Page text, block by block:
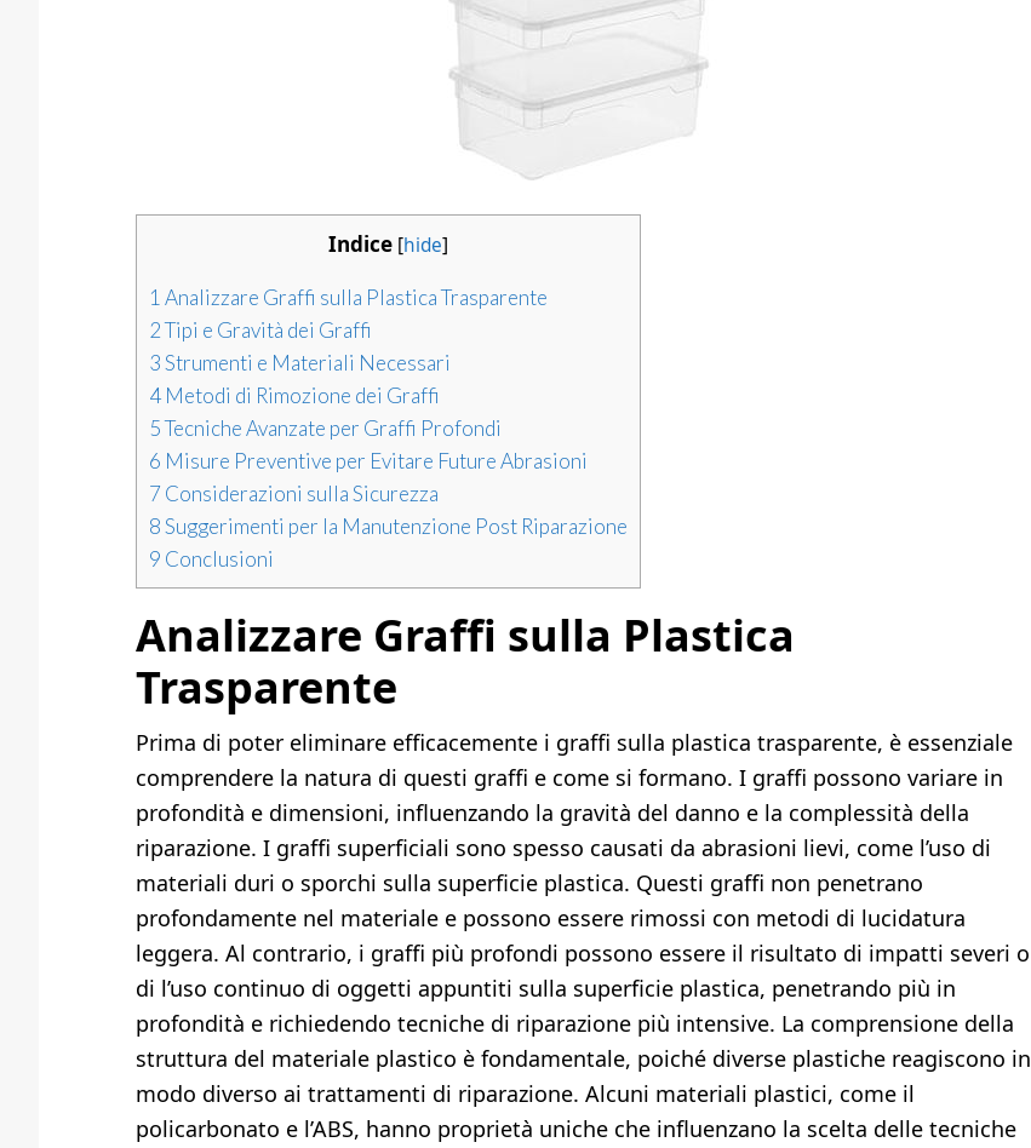
Indice [hide]
1 Analizzare Graffi sulla Plastica Trasparente
2Tipi e Gravità dei Graffi
3Strumenti e Materiali Necessari
4 Metodi di Rimozione dei Graffi
5Tecniche Avanzate per Graffi Profondi
6 Misure Preventive per Evitare Future Abrasioni
7Considerazioni sulla Sicurezza
8Suggerimenti per la Manutenzione Post Riparazione
9 Conclusioni
Analizzare Graffi sulla Plastica
Trasparente
Prima di poter eliminare efficacemente i graffi sulla plastica trasparente, è essenziale
comprendere la natura di questi graffi e come si formano. I graffi possono variare in
profondità e dimensioni, influenzando la gravità del danno e la complessità della
riparazione. I graffi superficiali sono spesso causati da abrasioni lievi, come l’uso di
materiali duri o sporchi sulla superficie plastica. Questi graffi non penetrano
profondamente nel materiale e possono essere rimossi con metodi di lucidatura
leggera. Al contrario, i graffi più profondi possono essere il risultato di impatti severi o
di l’uso continuo di oggetti appuntiti sulla superficie plastica, penetrando più in
profondità e richiedendo tecniche di riparazione più intensive. La comprensione della
struttura del materiale plastico è fondamentale, poiché diverse plastiche reagiscono in
modo diverso ai trattamenti di riparazione. Alcuni materiali plastici, come il
policarbonato e l’ABS, hanno proprietà uniche che influenzano la scelta delle tecniche